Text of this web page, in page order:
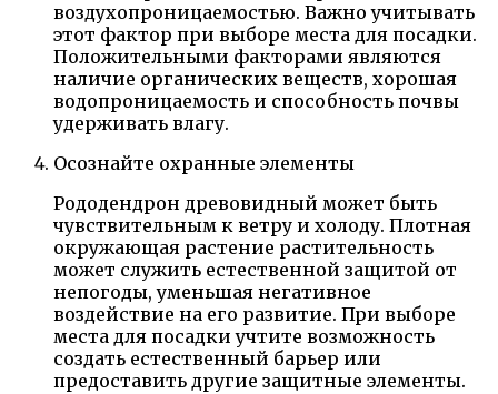
воздухопроницаемостью. Важно учитывать
этот фактор при выборе места для посадки.
Положительными факторами являются
наличие органических веществ, хорошая
водопроницаемость и способность почвы
удерживать влагу.
Осознайте охранные элементы
Рододендрон древовидный может быть
чувствительным к ветру и холоду. Плотная
окружающая растение растительность
может служить естественной защитой от
непогоды, уменьшая негативное
воздействие на его развитие. При выборе
места для посадки учтите возможность
создать естественный барьер или
предоставить другие защитные элементы.